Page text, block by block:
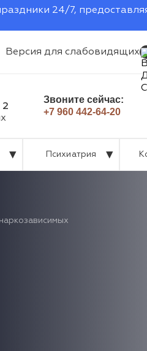
24/7,
Версия для слабовидящих
2
Звоните сейчас:
+7 960 442-64-20
Психиатрия